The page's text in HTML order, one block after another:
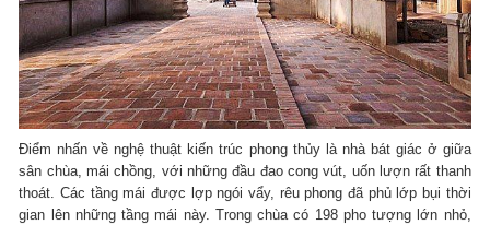
Điểm nhấn về nghệ thuật kiến trúc phong thủy là nhà bát giác ở giữa
sân chùa, mái chồng, với những đầu đao cong vút, uốn lượn rất thanh
thoát. Các tầng mái được lợp ngói vẩy, rêu phong đã phủ lớp bụi thời
gian lên những tầng mái này. Trong chùa có 198 pho tượng lớn nhỏ,